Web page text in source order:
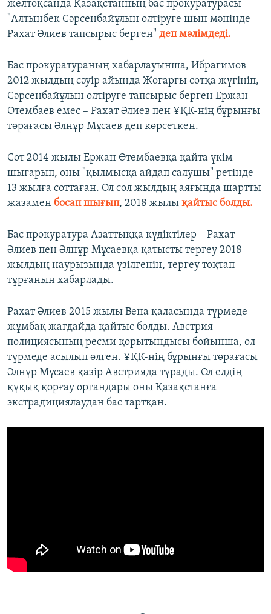
желтоқсанда Қазақстанның бас прокуратурасы
"Алтынбек Сәрсенбайұлын өлтіруге шын мәнінде
Рахат Әлиев тапсырыс берген" деп мәлімдеді.
Бас прокуратураның хабарлауынша, Ибрагимов
2012 жылдың сәуір айында Жоғарғы сотқа жүгініп,
Сәрсенбайұлын өлтіруге тапсырыс берген Ержан
Өтембаев емес – Рахат Әлиев пен ҰҚК-нің бұрынғы
төрағасы Әлнұр Мұсаев деп көрсеткен.
Сот 2014 жылы Ержан Өтембаевқа қайта үкім
шығарып, оны "қылмысқа айдап салушы" ретінде
13 жылға соттаған. Ол сол жылдың аяғында шартты
жазамен босап шығып, 2018 жылы қайтыс болды.
Бас прокуратура Азаттыққа күдіктілер – Рахат
Әлиев пен Әлнұр Мұсаевқа қатысты тергеу 2018
жылдың наурызында үзілгенін, тергеу тоқтап
тұрғанын хабарлады.
Рахат Әлиев 2015 жылы Вена қаласында түрмеде
жұмбақ жағдайда қайтыс болды. Австрия
полициясының ресми қорытындысы бойынша, ол
түрмеде асылып өлген. ҰҚК-нің бұрынғы төрағасы
Әлнұр Мұсаев қазір Австрияда тұрады. Ол елдің
құқық қорғау органдары оны Қазақстанға
экстрадициялаудан бас тартқан.